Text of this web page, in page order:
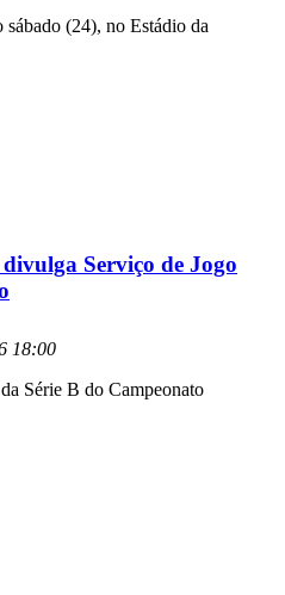
(24), no Estádio da
Serviço de Jogo
18:00
Série B do Campeonato